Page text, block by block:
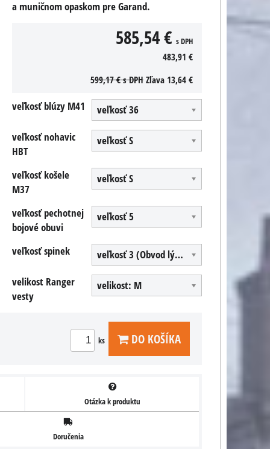
a muničnom opaskom pre Garand.
585,54 € s DPH
483,91 €
599,17 €s DPHZľava 13,64 €
veľkosť blúzy M41
veľkosť 36
veľkosť nohavic
HBT
veľkosť S
veľkosť košele
M37
veľkosť S
veľkosť pechotnej
bojové obuvi
veľkosť 5
veľkosť spinek
veľkosť 3 (Obvod lýtka 40 cm)
velikost Ranger
vesty
velikost: M
ks DO KOŠÍKA
Otázka k produktu
Doručenia